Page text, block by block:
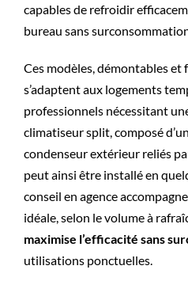
capables de refroidir
bureau sans
Ces modèles, démontables et
s’adaptent aux logements
professionnels nécessitant
climatiseur split, composé
condenseur extérieur reliés
peut ainsi être installé en
conseil en agence
idéale, selon le volume à
maximise l’efficacité sans
utilisations ponctuelles.